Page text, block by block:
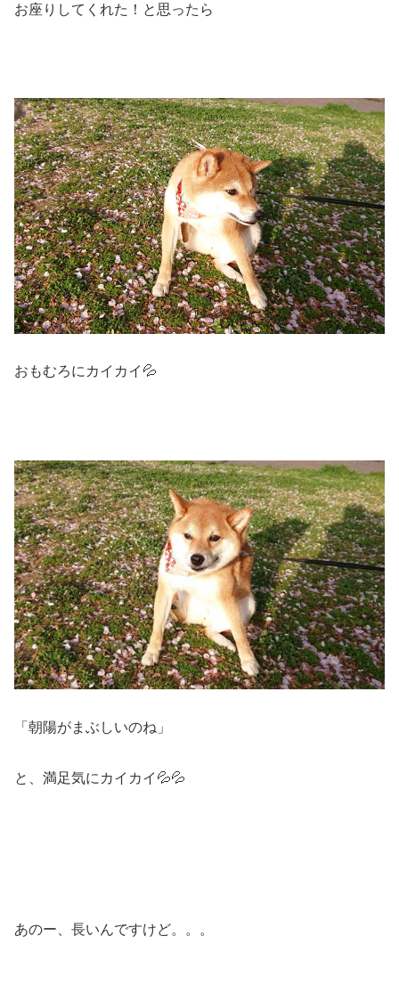
お座りしてくれた！と思ったら
おもむろにカイカイ💦
「朝陽がまぶしいのね」
と、満足気にカイカイ💦💦
あのー、長いんですけど。。。